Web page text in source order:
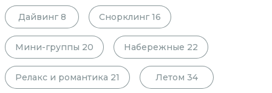
Дайвинг 8 Снорклинг 16
Мини-группы 20 Набережные 22
Релакс и романтика 21 Летом 34